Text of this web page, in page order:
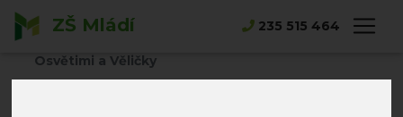
ZŠ Mládí 235 515 464
Hlavní strana
Novinky
Osvětimi a Věličky